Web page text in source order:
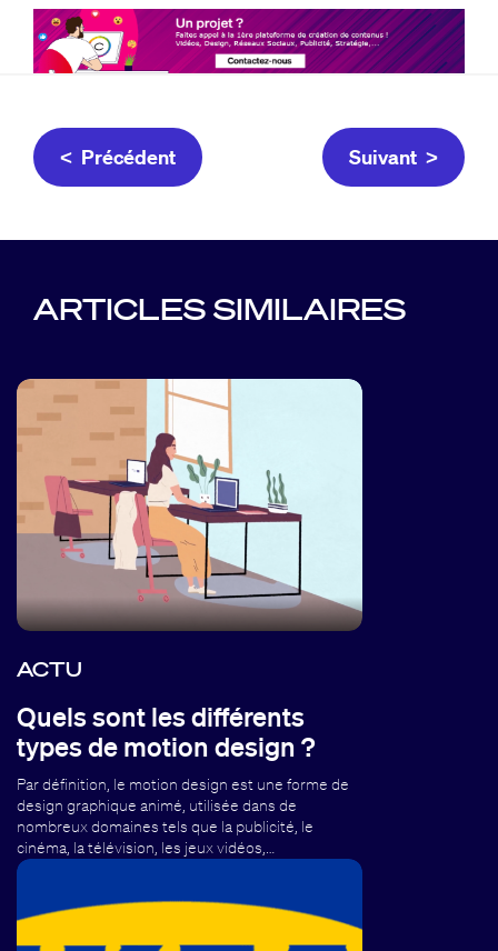
< Précédent Suivant >
ARTICLES SIMILAIRES
ACTU
Quels sont les différents
types de motion design ?
Par définition, le motion design est une forme de
design graphique animé, utilisée dans de
nombreux domaines tels que la publicité, le
cinéma, la télévision, les jeux vidéos,…